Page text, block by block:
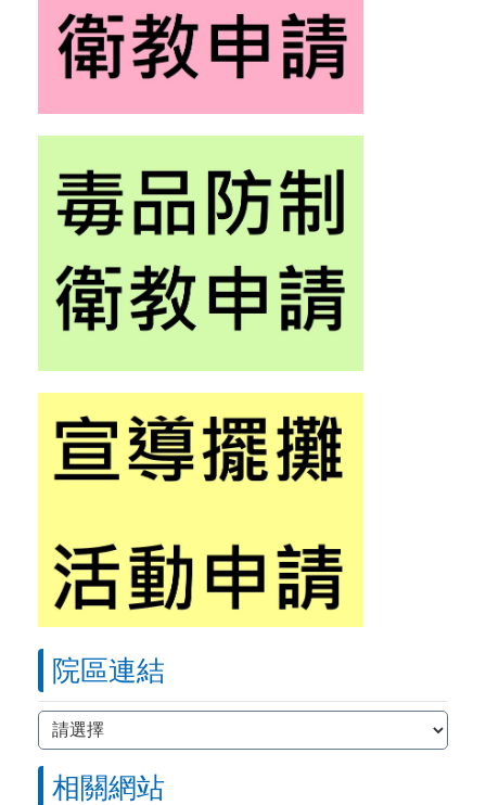
院區連結
院區連結
相關網站